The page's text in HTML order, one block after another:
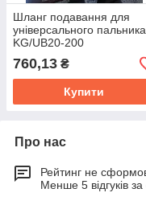
Шланг подавання для
універсального пальника
KG/UB20-200
760,13 ₴
Купити
Про нас
Рейтинг не
Менше 5 відгуків за